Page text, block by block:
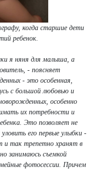
когда старшие дети
ребенок.
я няня для малыша, а
- поясняет
- это особенная,
с большой любовью и
особенно
их потребности и
Это позволяет не
его первые улыбки -
и так трепетно хранят в
занимаюсь съемкой
фотосессии. Причем